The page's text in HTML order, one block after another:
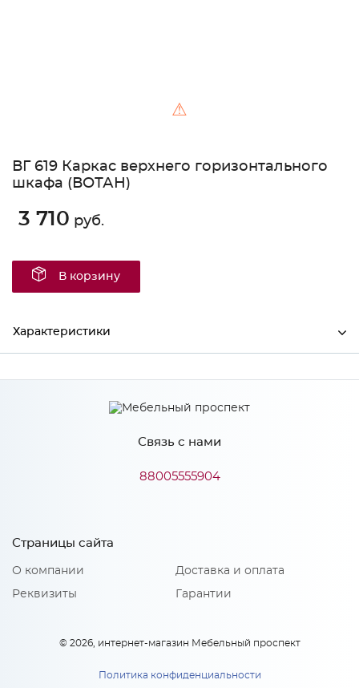
⚠
ВГ 619 Каркас верхнего горизонтального
шкафа (ВОТАН)
3 710 руб.
В корзину
Характеристики
Ширина 595
554
68
Сурская мебель
Связь с нами
88005555904
Страницы сайта
О компании
Реквизиты
Доставка и оплата
Гарантии
© 2026, интернет-магазин Мебельный проспект
Политика конфиденциальности